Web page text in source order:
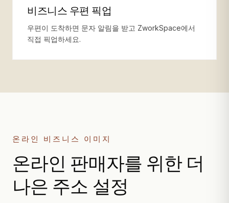
비즈니스 우편 픽업
우편이 도착하면 문자 알림을 받고 ZworkSpace에서
직접 픽업하세요.
온라인 비즈니스 이미지
온라인 판매자를 위한 더
나은 주소 설정